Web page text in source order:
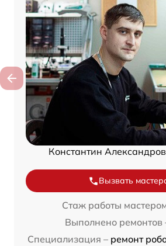
Константин
Вызвать
Стаж работы
Выполнено ремонтов
Специализация – ремонт